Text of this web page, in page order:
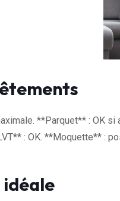
**Parquet** : OK
: OK. **Moquette** :
idéale